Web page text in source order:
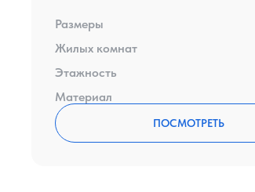
Размеры
Жилых комнат
Этажность
Материал
ПОСМОТРЕТЬ